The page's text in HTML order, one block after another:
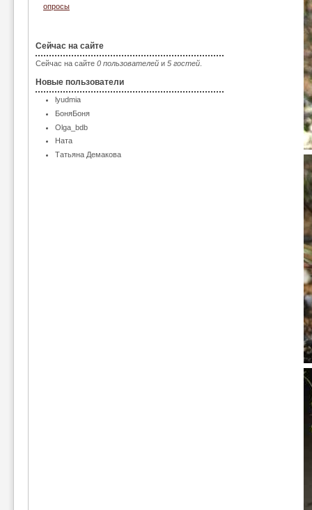
опросы
Сейчас на сайте
Сейчас на сайте 0 пользователей и 5 гостей
Новые пользователи
lyudmia
БоняБоня
Olga_bdb
Ната
Татьяна Демакова